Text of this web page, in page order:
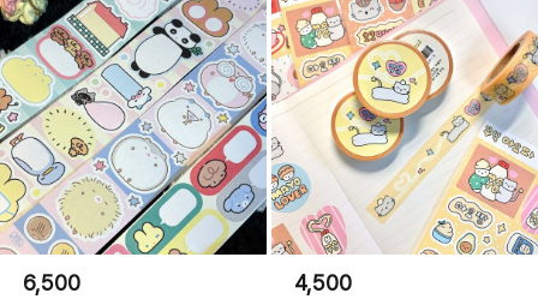
6,500 4,500